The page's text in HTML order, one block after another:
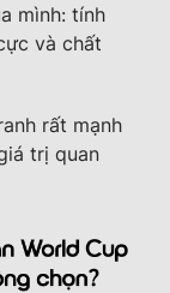
mình: tính
và chất
rất mạnh
trị quan